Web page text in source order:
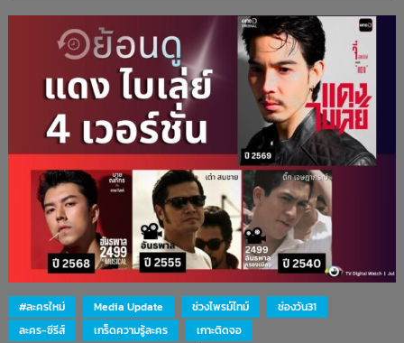
#ละครใหม่ Media Update ช่วงไพรม์ไทม์
ช่องวัน31
ละคร-ซีรีส์
เกร็ดความรู้ละคร เกาะติดจอ